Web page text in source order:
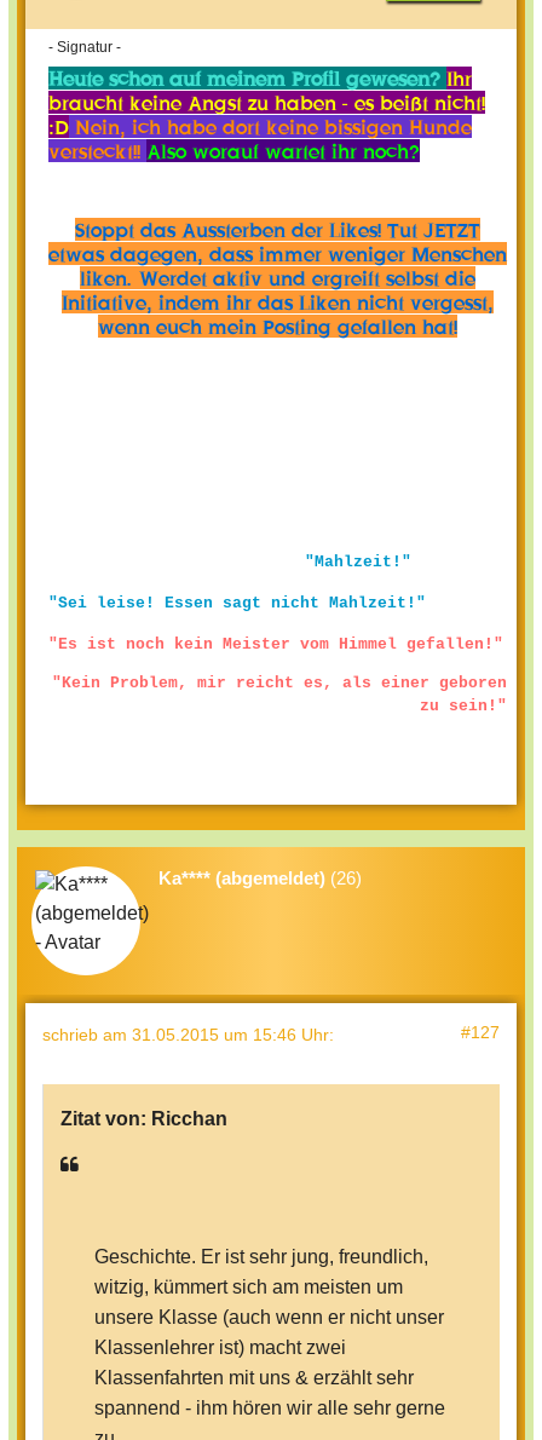
- Signatur -
Heute schon auf meinem Profil gewesen? Ihr
braucht keine Angst zu haben - es beißt nicht!
:D Nein, ich habe dort keine bissigen Hunde
versteckt!! Also worauf wartet ihr noch?
Stoppt das Aussterben der Likes! Tut JETZT
etwas dagegen, dass immer weniger Menschen
liken. Werdet aktiv und ergreift selbst die
Initiative, indem ihr das Liken nicht vergesst,
wenn euch mein Posting gefallen hat!
"Mahlzeit!"
"Sei leise! Essen sagt nicht Mahlzeit!"
"Es ist noch kein Meister vom Himmel gefallen!"
"Kein Problem, mir reicht es, als einer geboren
zu sein!"
Ka**** (abgemeldet) (26)
schrieb am 31.05.2015 um 15:46 Uhr: #127
Zitat von: Ricchan
Geschichte. Er ist sehr jung, freundlich,
witzig, kümmert sich am meisten um
unsere Klasse (auch wenn er nicht unser
Klassenlehrer ist) macht zwei
Klassenfahrten mit uns & erzählt sehr
spannend - ihm hören wir alle sehr gerne